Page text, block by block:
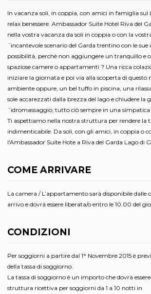
In vacanza soli, in coppia, con amici in famiglia sul
relax benessere. Ambassador Suite Hotel Riva del
nella vostra vacanza da soli in coppia o con la
´incantevole scenario del Garda trentino con le
possibilità, perchè non aggiungere un tranquillo e
spaziose camere o appartamenti ? Una ricca
iniziare la giornata e poi via alla scoperta di questo
ambiente oppure, un bel tuffo in piscina, una
sole accarezzati dalla brezza del lago e chiudere la
´idromassaggio; tutto ciò sempre in una simpatica
Ti aspettiamo nella nostra struttura per rendere la
indimenticabile. Da soli, con gli amici, in coppia o
l'Ambassador Suite Hote a Riva del Garda Lago di
COME ARRIVARE
La camera / L’appartamento sarà disponibile dalle
arrivo e dovrà essere liberata/o entro le 10.00 del
CONDIZIONI
Per soggiorni a partire dal 1° Novembre 2015 è
della tassa di soggiorno.
La tassa di soggiorno è un importo che dovrà
struttura ricettiva per soggiorni da 1 a 10 notti in